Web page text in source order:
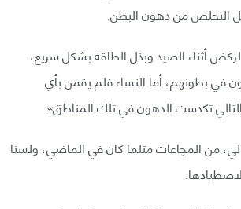
التخلص من دهون البطن.
أثناء الصيد وبذل الطاقة بشكل سريع،
في بطونهم، أما النساء فلم يقمن بأي
تكدست الدهون في تلك المناطق».
من المجاعات مثلما كان في الماضي، ولسنا